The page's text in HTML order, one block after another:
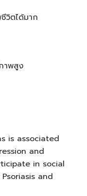
วิตได้มาก
าพสูง
is associated
and
in social
and